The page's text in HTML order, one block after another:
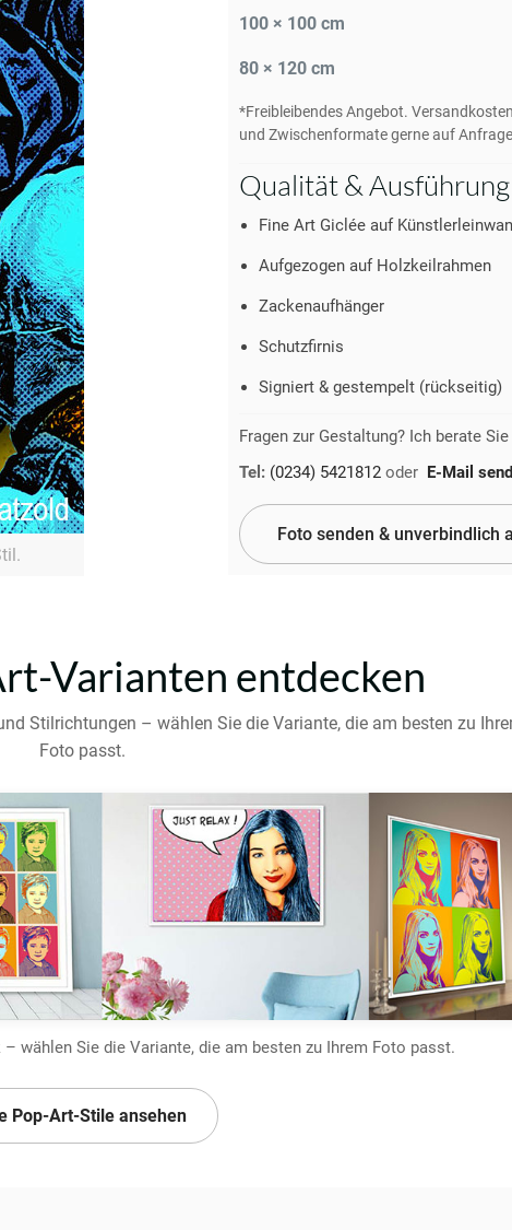
100 × 100 cm
80 × 120 cm
*Freibleibendes Angebot.
und Zwischenformate gerne auf
Qualität & Ausführung
Fine Art Giclée auf
Aufgezogen auf Holzkeilrahmen
Zackenaufhänger
Schutzfirnis
Signiert & gestempelt (rückseitig)
Fragen zur Gestaltung? Ich berate
Tel: (0234) 5421812 oder E-Mail
Foto senden & unverbindlich
Varianten entdecken
Stilrichtungen – wählen Sie die Variante, die am besten zu
Foto passt.
wählen Sie die Variante, die am besten zu Ihrem Foto passt.
Pop-Art-Stile ansehen